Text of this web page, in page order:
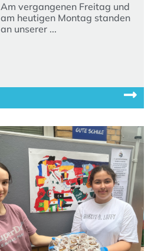
Am vergangenen Freitag und
am heutigen Montag standen
an unserer ...